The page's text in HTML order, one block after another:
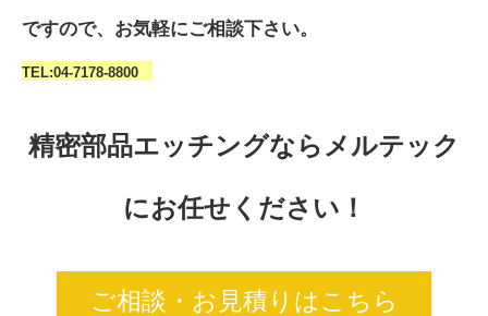
ですので、お気軽にご相談下さい。
TEL:04-7178-8800
精密部品エッチングならメルテック
にお任せください！
ご相談・お見積りはこちら